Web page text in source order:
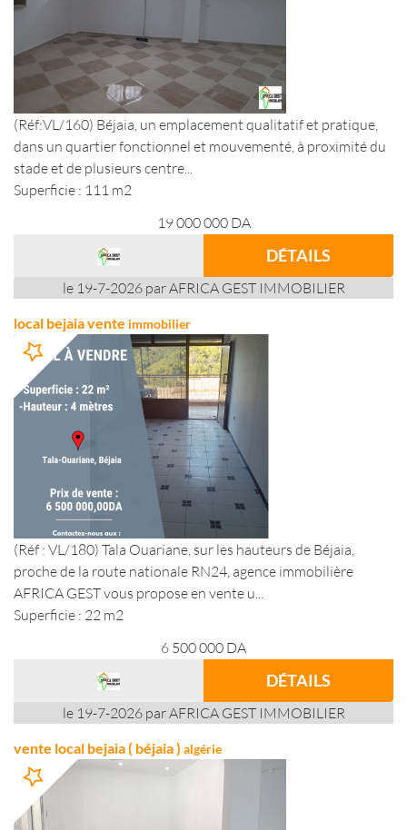
(Réf:VL/160) Béjaia, un emplacement qualitatif et pratique,
dans un quartier fonctionnel et mouvementé, à proximité du
stade et de plusieurs centre...
Superficie : 111 m2
19 000 000 DA
DÉTAILS
le 19-7-2026 par AFRICA GEST IMMOBILIER
local bejaia vente immobilier
(Réf : VL/180) Tala Ouariane, sur les hauteurs de Béjaia,
proche de la route nationale RN24, agence immobilière
AFRICA GEST vous propose en vente u...
Superficie : 22 m2
6 500 000 DA
DÉTAILS
le 19-7-2026 par AFRICA GEST IMMOBILIER
vente local bejaia ( béjaia ) algérie